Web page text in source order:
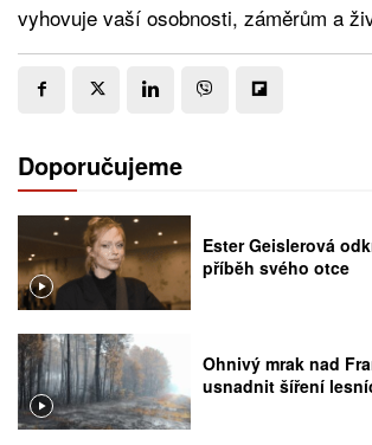
vyhovuje vaší osobnosti, záměrům a
Doporučujeme
Ester Geislerová
příběh svého otce
Ohnivý mrak nad
usnadnit šíření